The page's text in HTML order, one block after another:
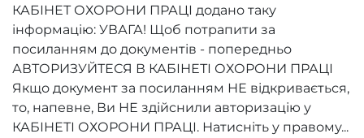
КАБІНЕТ ОХОРОНИ ПРАЦІ додано таку
інформацію: УВАГА! Щоб потрапити за
посиланням до документів - попередньо
АВТОРИЗУЙТЕСЯ В КАБІНЕТІ ОХОРОНИ ПРАЦІ
Якщо документ за посиланням НЕ відкривається,
то, напевне, Ви НЕ здійснили авторизацію у
КАБІНЕТІ ОХОРОНИ ПРАЦІ. Натисніть у правому...